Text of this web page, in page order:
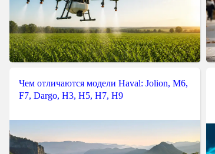
Чем отличаются модели Haval: Jolion, M6,
F7, Dargo, H3, H5, H7, H9